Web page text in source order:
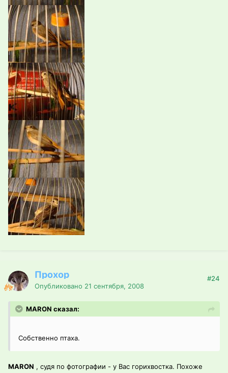
Прохор
Опубликовано 21 сентября, 2008
#24
MARON сказал:
Собственно птаха.
MARON , судя по фотографии - у Вас горихвостка. Похоже